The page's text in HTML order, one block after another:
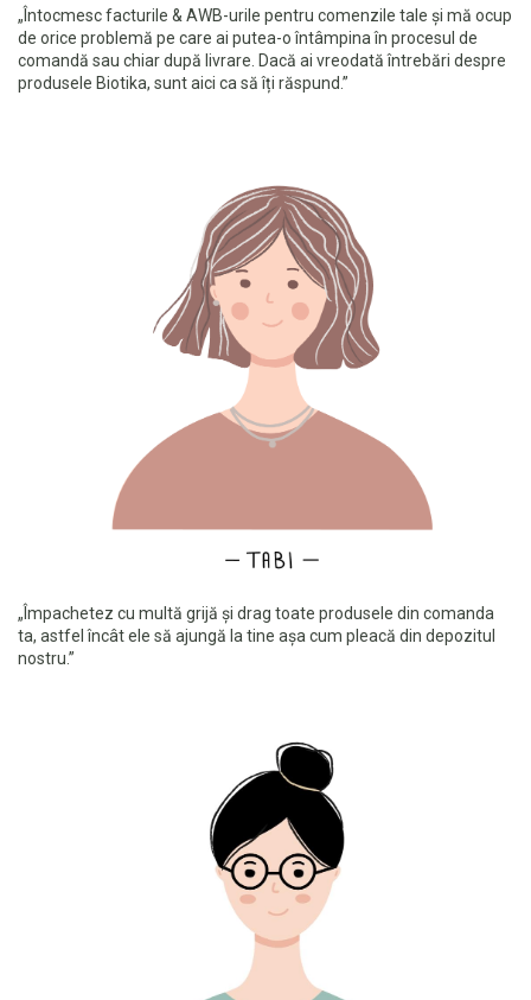
„Întocmesc facturile & AWB-urile pentru comenzile tale și mă ocup
de orice problemă pe care ai putea-o întâmpina în procesul de
comandă sau chiar după livrare. Dacă ai vreodată întrebări despre
produsele Biotika, sunt aici ca să îți răspund.”
„Împachetez cu multă grijă și drag toate produsele din comanda
ta, astfel încât ele să ajungă la tine așa cum pleacă din depozitul
nostru.”